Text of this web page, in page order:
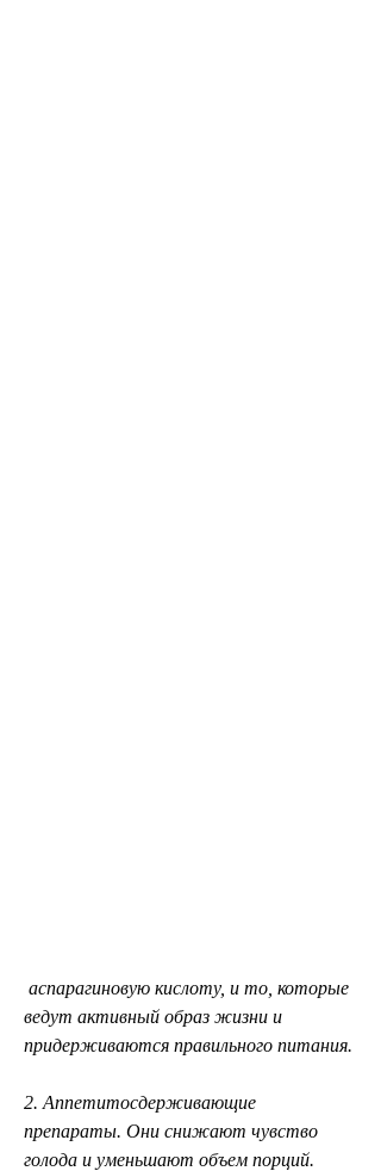
ведут активный образ жизни и
придерживаются правильного питания.
2. Аппетитосдерживающие
препараты. Они снижают чувство
голода и уменьшают объем порций.